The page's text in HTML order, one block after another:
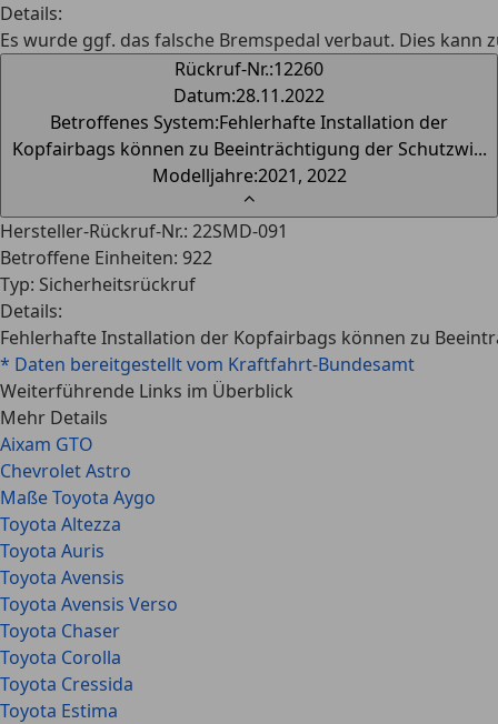
Details:
Es wurde ggf. das falsche Bremspedal verbaut. Dies
Rückruf-Nr.:12260
Datum:28.11.2022
Betroffenes System:Fehlerhafte Installation der
Kopfairbags können zu Beeinträchtigung der Schutzwi...
Modelljahre:2021, 2022
⌃
Hersteller-Rückruf-Nr.: 22SMD-091
Betroffene Einheiten: 922
Typ: Sicherheitsrückruf
Details:
Fehlerhafte Installation der Kopfairbags können zu
* Daten bereitgestellt vom Kraftfahrt-Bundesamt
Weiterführende Links im Überblick
Mehr Details
Aixam GTO
Chevrolet Astro
Maße Toyota Aygo
Toyota Altezza
Toyota Auris
Toyota Avensis
Toyota Avensis Verso
Toyota Chaser
Toyota Corolla
Toyota Cressida
Toyota Estima